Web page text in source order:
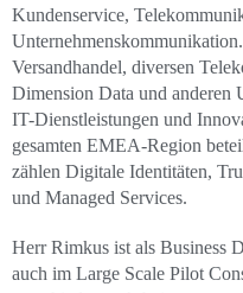
Kundenservice,
Versandhandel, diversen
Dimension Data und anderen
IT-Dienstleistungen und
gesamten EMEA-Region
zählen Digitale Identitäten,
und Managed Services.
Herr Rimkus ist als Business
auch im Large Scale Pilot